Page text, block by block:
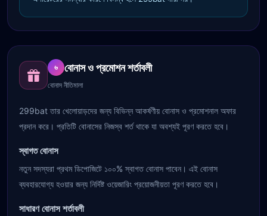
৬ বোনাস ও প্রমোশন শর্তাবলী
বোনাস নীতিমালা
299bat তার খেলোয়াড়দের জন্য বিভিন্ন আকর্ষণীয় বোনাস ও প্রমোশনাল অফার
প্রদান করে। প্রতিটি বোনাসের নিজস্ব শর্ত থাকে যা অবশ্যই পূরণ করতে হবে।
স্বাগত বোনাস
নতুন সদস্যরা প্রথম ডিপোজিটে ১০০% স্বাগত বোনাস পাবেন। এই বোনাস
ব্যবহারযোগ্য হওয়ার জন্য নির্দিষ্ট ওয়েজারিং প্রয়োজনীয়তা পূরণ করতে হবে।
সাধারণ বোনাস শর্তাবলী